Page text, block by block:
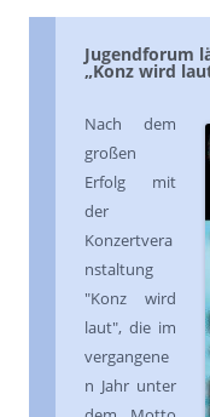
Jugendforum
„Konz wird
Nach dem
großen
Erfolg mit
der
Konzertvera
nstaltung
"Konz wird
laut", die im
vergangene
n Jahr unter